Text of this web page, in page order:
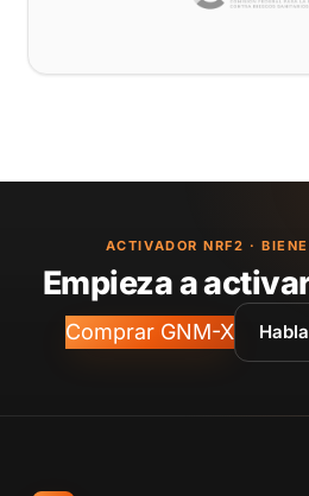
ACTIVADOR NRF2 ·
Empieza a
Comprar GNM-X